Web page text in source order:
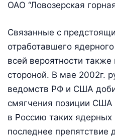
ОАО “Ловозерская
Связанные с
отработавшего
всей вероятности также
стороной. В мае 2002г.
ведомств РФ и США
смягчения позиции США
в Россию таких
последнее препятствие